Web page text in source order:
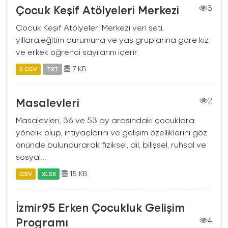
Çocuk Keşif Atölyeleri Merkezi
3
Çocuk Keşif Atölyeleri Merkezi veri seti,
yıllara,eğitim durumuna ve yaş gruplarına göre kız
ve erkek öğrenci sayılarını içerir.
5 CSV TXT 7 KB
Masalevleri
2
Masalevleri, 36 ve 53 ay arasındaki çocuklara
yönelik olup, ihtiyaçlarını ve gelişim özelliklerini göz
önünde bulundurarak fiziksel, dil, bilişsel, ruhsal ve
sosyal...
CSV XLSX 15 KB
İzmir95 Erken Çocukluk Gelişim
Programı
4